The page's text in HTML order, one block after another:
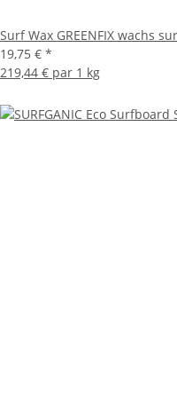
Surf Wax GREENFIX wachs
19,75 € *
219,44 € par 1 kg